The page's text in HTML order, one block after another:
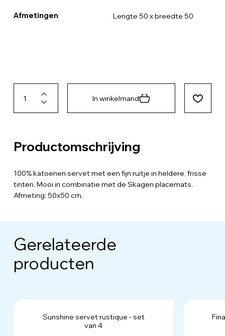
Afmetingen Lengte 50 x breedte 50
In winkelmand
Productomschrijving
100% katoenen servet met een fijn ruitje in heldere, frisse
tinten. Mooi in combinatie met de Skagen placemats.
Afmeting: 50x50 cm.
Gerelateerde
producten
Sunshine servet rustique - set
van 4